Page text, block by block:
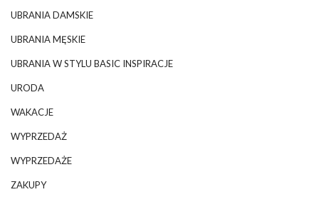
UBRANIA DAMSKIE
UBRANIA MĘSKIE
UBRANIA W STYLU BASIC INSPIRACJE
URODA
WAKACJE
WYPRZEDAŻ
WYPRZEDAŻE
ZAKUPY